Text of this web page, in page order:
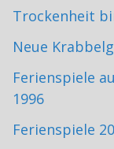
Trockenheit
Neue
Ferienspiele
1996
Ferienspiele